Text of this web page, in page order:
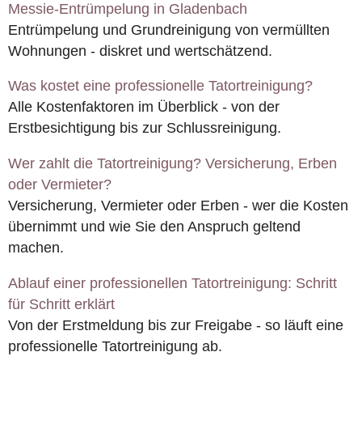
Messie-Entrümpelung in Gladenbach
Entrümpelung und Grundreinigung von vermüllten
Wohnungen - diskret und wertschätzend.
Was kostet eine professionelle Tatortreinigung?
Alle Kostenfaktoren im Überblick - von der
Erstbesichtigung bis zur Schlussreinigung.
Wer zahlt die Tatortreinigung? Versicherung, Erben
oder Vermieter?
Versicherung, Vermieter oder Erben - wer die Kosten
übernimmt und wie Sie den Anspruch geltend
machen.
Ablauf einer professionellen Tatortreinigung: Schritt
für Schritt erklärt
Von der Erstmeldung bis zur Freigabe - so läuft eine
professionelle Tatortreinigung ab.